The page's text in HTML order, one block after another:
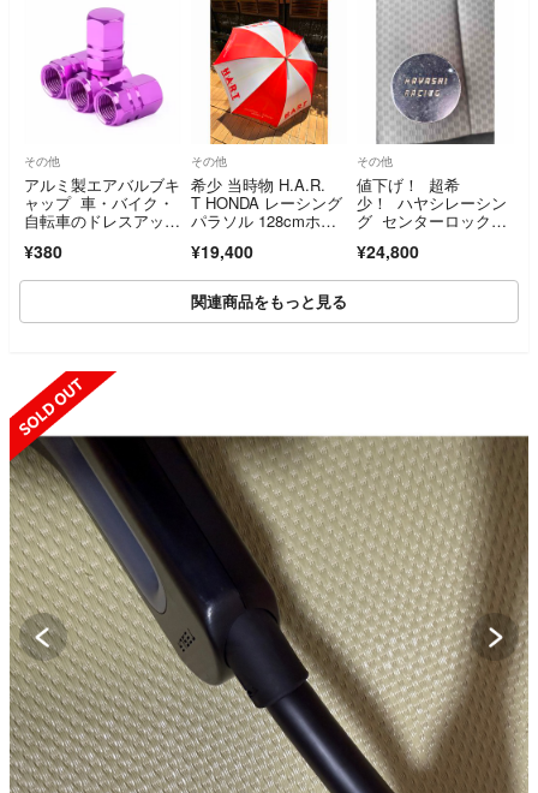
その他
アルミ製エアバルブキ
ャップ 車・バイク・
自転車のドレスアッ
¥380
その他
希少 当時物 H.A.R.
T HONDA レーシング
パラソル 128cmホン
¥19,400
その他
値下げ！ 超希
少！ ハヤシレーシン
グ センターロックホ
トレンチ！
¥24,800
関連商品をもっと見る